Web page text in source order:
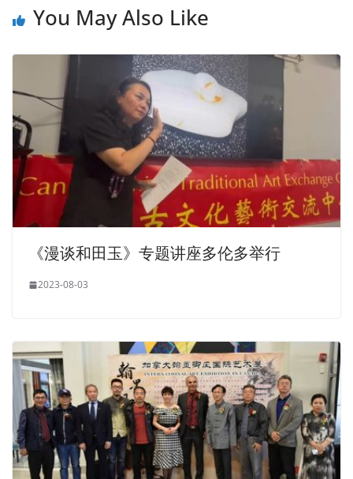
You May Also Like
《漫谈和田玉》专题讲座多伦多举行
2023-08-03